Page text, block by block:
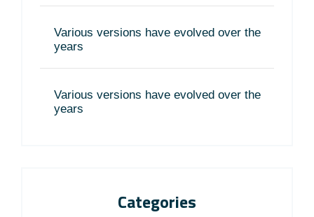
Various versions have evolved over the
years
Various versions have evolved over the
years
Categories